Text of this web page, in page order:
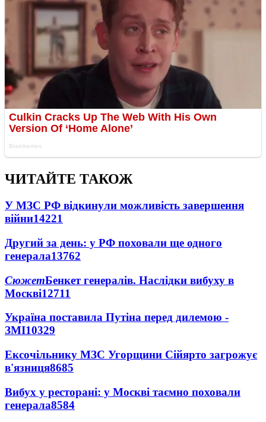
ЧИТАЙТЕ ТАКОЖ
У МЗС РФ відкинули можливість завершення
війни14221
Другий за день: у РФ поховали ще одного
генерала13762
СюжетБенкет генералів. Наслідки вибуху в
Москві12711
Україна поставила Путіна перед дилемою -
ЗМІ10329
Ексочільнику МЗС Угорщини Сійярто загрожує
в'язниця8685
Вибух у ресторані: у Москві таємно поховали
генерала8584